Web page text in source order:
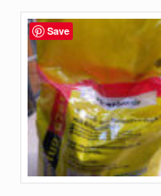
Save